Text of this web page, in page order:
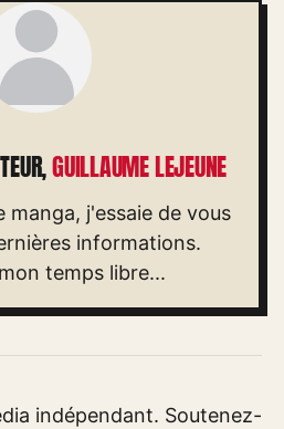
GUILLAUME LEJEUNE
manga, j'essaie de vous
informations.
temps libre...
indépendant. Soutenez-